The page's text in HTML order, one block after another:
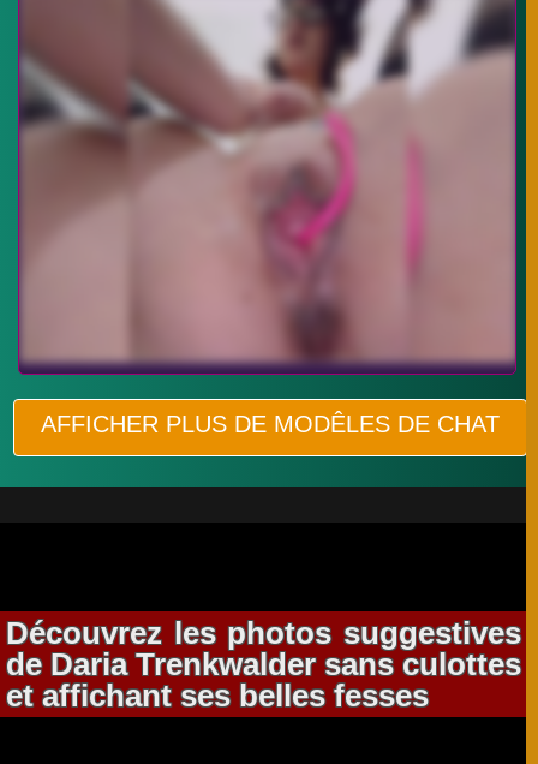
AFFICHER PLUS DE MODÊLES DE CHAT
Découvrez les photos suggestives
de Daria Trenkwalder sans culottes
et affichant ses belles fesses